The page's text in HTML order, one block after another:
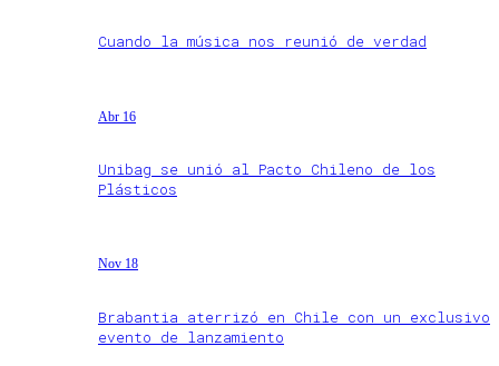
Cuando la música nos reunió de verdad
Abr 16
Unibag se unió al Pacto Chileno de los
Plásticos
Nov 18
Brabantia aterrizó en Chile con un exclusivo
evento de lanzamiento